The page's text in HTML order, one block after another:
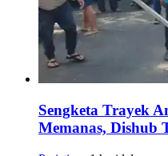
Sengketa Trayek
Memanas, Dishub